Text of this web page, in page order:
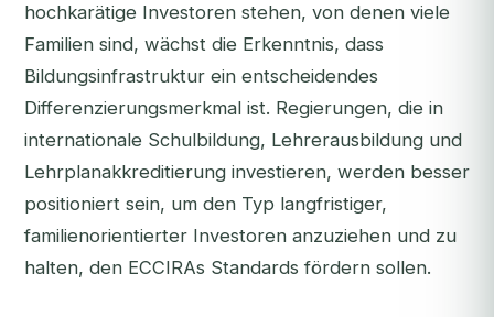
hochkarätige Investoren stehen, von denen viele
Familien sind, wächst die Erkenntnis, dass
Bildungsinfrastruktur ein entscheidendes
Differenzierungsmerkmal ist. Regierungen, die in
internationale Schulbildung, Lehrerausbildung und
Lehrplanakkreditierung investieren, werden besser
positioniert sein, um den Typ langfristiger,
familienorientierter Investoren anzuziehen und zu
halten, den ECCIRAs Standards fördern sollen.